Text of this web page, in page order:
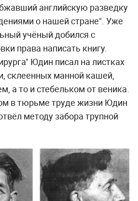
английскую разведку
о нашей стране". Уже
учёный добился с
права написать книгу.
Юдин писал на листках
склеенных манной кашей,
а то и стебельком от веника.
в тюрьме труде жизни Юдин
методу забора трупной